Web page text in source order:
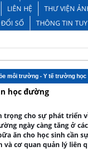
LIÊN HỆ
THƯ VIỆN
SỐ
THÔNG TIN
môi trường - Y tế trường học
học đường
trọng cho sự phát triển
ngày càng tăng ở
ăn cho học sinh cần
và cơ quan quản lý liên